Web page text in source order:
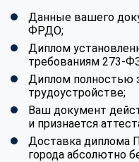
Данные вашего
ФРДО;
Диплом
требованиям 273-
Диплом полностью
трудоустройстве;
Ваш документ
и признается
Доставка диплома
города абсолютно